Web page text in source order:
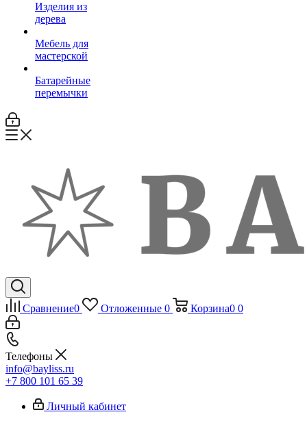
Изделия из
дерева
Мебель для
мастерской
Батарейные
перемычки
Сравнение0 Отложенные 0 Корзина0 0
Телефоны
info@bayliss.ru
+7 800 101 65 39
Личный кабинет